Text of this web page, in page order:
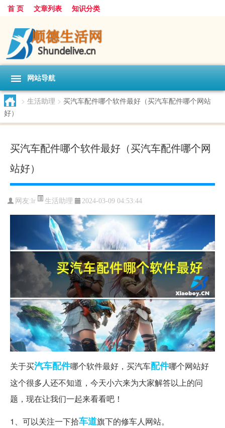
首 页 文章列表 知识分类
网站导航
> 生活助理 > 买汽车配件哪个软件最好（买汽车配件哪个网站
好）
买汽车配件哪个软件最好（买汽车配件哪个网
站好）
网友:lr 生活助理 2024-03-09 04:53:44
关于买汽车配件哪个软件最好，买汽车配件哪个网站好
这个很多人还不知道，今天小六来为大家解答以上的问
题，现在让我们一起来看看吧！
1、可以关注一下拾车道旗下的修车人网站。